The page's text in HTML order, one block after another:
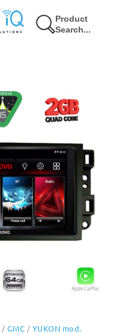
Product
Search...
17% Έκπτωση
/ GMC / YUKON mod.